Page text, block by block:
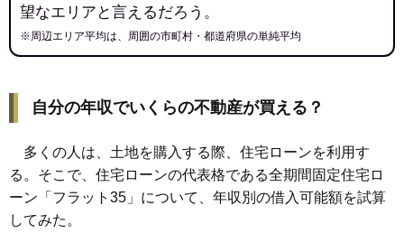
望なエリアと言えるだろう。
※周辺エリア平均は、周囲の市町村・都道府県の単純平均
自分の年収でいくらの不動産が買える？
多くの人は、土地を購入する際、住宅ローンを利用す
る。そこで、住宅ローンの代表格である全期間固定住宅ロ
ーン「フラット35」について、年収別の借入可能額を試算
してみた。